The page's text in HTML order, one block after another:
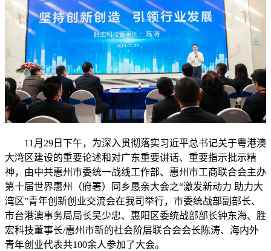
11月29日下午，为深入贯彻落实习近平总书记关于粤港澳
大湾区建设的重要论述和对广东重要讲话、重要指示批示精
神，由中共惠州市委统一战线工作部、惠州市工商联合会主办
第十届世界惠州（府署）同乡恳亲大会之“激发新动力 助力大
湾区”青年创新创业交流会在我司举行，市委统战部副部长、
市台港澳事务局局长吴少忠、惠阳区委统战部部长钟东海、胜
宏科技董事长/惠州市新的社会阶层联合会会长陈涛、海内外
青年创业代表共100余人参加了大会。